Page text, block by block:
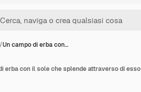
/Un campo di erba con…
erba con il sole che splende attraverso di esso